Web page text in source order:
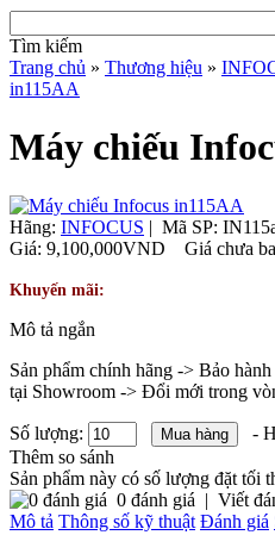
Tìm kiếm
Trang chủ » Thương hiệu »
in115AA
Máy chiếu
Hãng: INFOCUS | Mã SP:
Giá: 9,100,000VND Giá chưa
Khuyến mãi:
Mô tả ngắn
Sản phẩm chính hãng -> Bảo
tại Showroom -> Đổi mới trong
Số lượng: -
Thêm so sánh
Sản phẩm này có số lượng đặt tối
0 đánh giá | Viết
Mô tả Thông số kỹ thuật Đánh giá